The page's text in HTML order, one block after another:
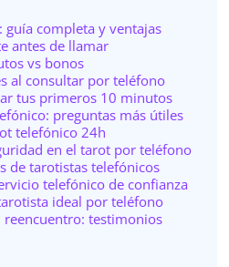
guía completa y ventajas
antes de llamar
vs bonos
al consultar por teléfono
tus primeros 10 minutos
preguntas más útiles
telefónico 24h
en el tarot por teléfono
de tarotistas telefónicos
telefónico de confianza
ideal por teléfono
reencuentro: testimonios